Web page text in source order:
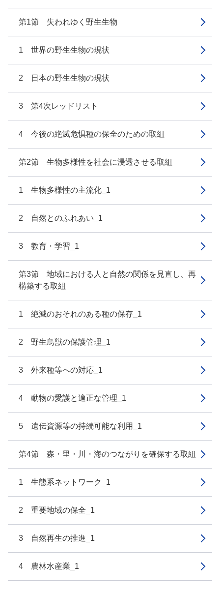
第1節 失われゆく野生生物
1 世界の野生生物の現状
2 日本の野生生物の現状
3 第4次レッドリスト
4 今後の絶滅危惧種の保全のための取組
第2節 生物多様性を社会に浸透させる取組
1 生物多様性の主流化_1
2 自然とのふれあい_1
3 教育・学習_1
第3節 地域における人と自然の関係を見直し、再
構築する取組
1 絶滅のおそれのある種の保存_1
2 野生鳥獣の保護管理_1
3 外来種等への対応_1
4 動物の愛護と適正な管理_1
5 遺伝資源等の持続可能な利用_1
第4節 森・里・川・海のつながりを確保する取組
1 生態系ネットワーク_1
2 重要地域の保全_1
3 自然再生の推進_1
4 農林水産業_1